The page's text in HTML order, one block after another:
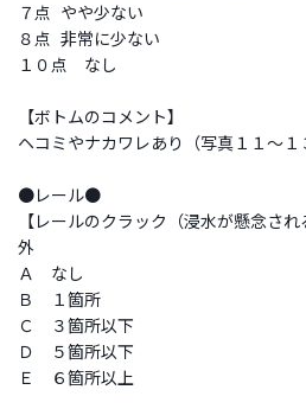
７点 やや少ない
８点 非常に少ない
１０点 なし
【ボトムのコメント】
ヘコミやナカワレあり（写真１１～１
●レール●
【レールのクラック（浸水が懸念さ
外
Ａ なし
Ｂ １箇所
Ｃ ３箇所以下
Ｄ ５箇所以下
Ｅ ６箇所以上